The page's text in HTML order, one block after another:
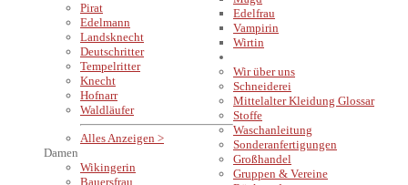
Pirat
Edelmann
Landsknecht
Deutschritter
Tempelritter
Knecht
Hofnarr
Waldläufer
Alles Anzeigen >
Damen
Wikingerin
Bauersfrau
Edelfrau
Vampirin
Wirtin
Wir über uns
Schneiderei
Mittelalter Kleidung Glossar
Stoffe
Waschanleitung
Sonderanfertigungen
Großhandel
Gruppen & Vereine